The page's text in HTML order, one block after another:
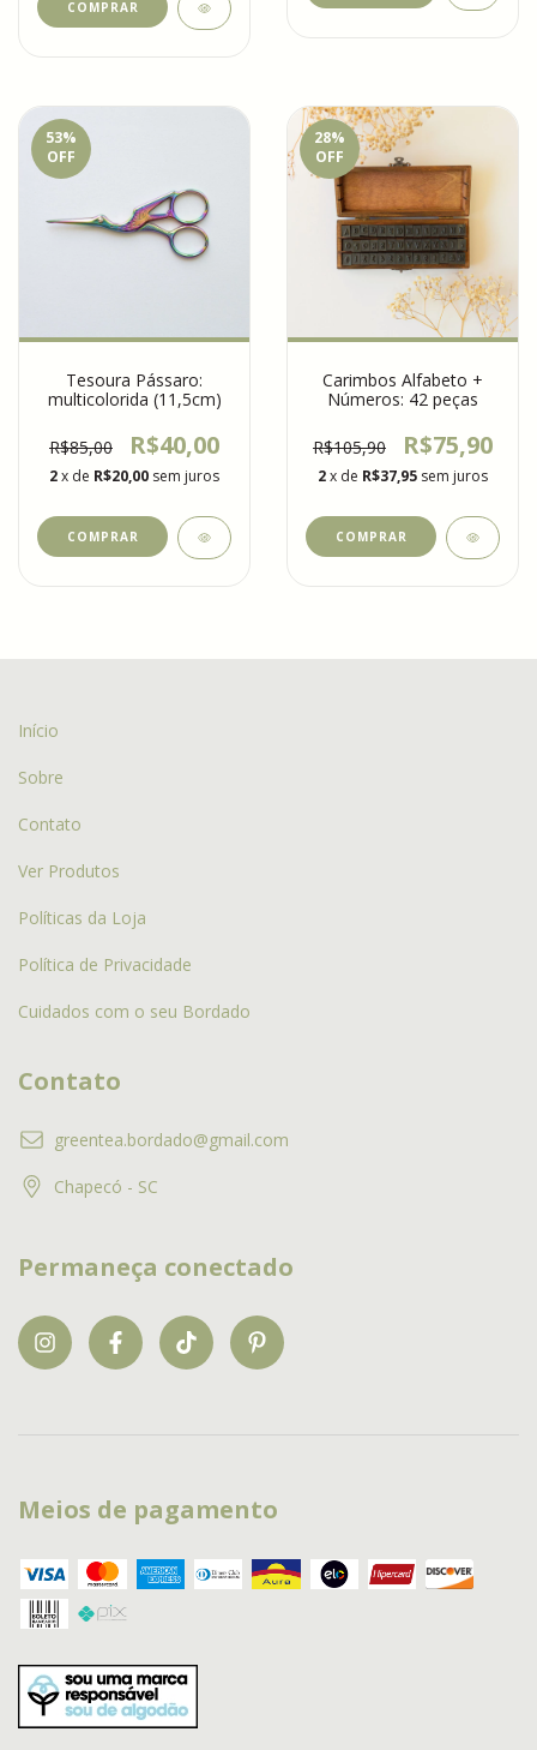
53%
OFF
Tesoura Pássaro:
multicolorida (11,5cm)
R$85,00 R$40,00
2x de R$20,00 sem juros
28%
OFF
Carimbos Alfabeto +
Números: 42 peças
R$105,90 R$75,90
2x de R$37,95 sem juros
Início
Sobre
Contato
Ver Produtos
Políticas da Loja
Política de Privacidade
Cuidados com o seu Bordado
Contato
greentea.bordado@gmail.com
Chapecó - SC
Permaneça conectado
Meios de pagamento